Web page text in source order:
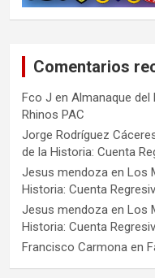
Comentarios
Fco J enAlmanaque del
Rhinos PAC
Jorge Rodríguez
de la Historia: Cuenta
Jesus mendoza enLos
Historia: Cuenta
Jesus mendoza enLos
Historia: Cuenta
Francisco Carmona en